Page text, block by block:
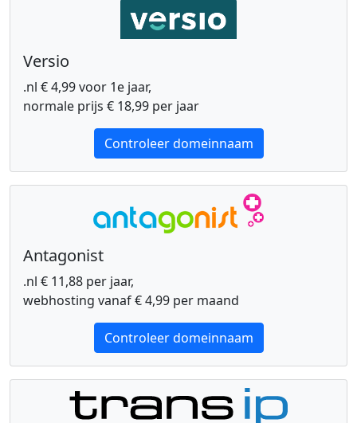
Versio
.nl € 4,99 voor 1e jaar,
normale prijs € 18,99 per jaar
Controleer domeinnaam
Antagonist
.nl € 11,88 per jaar,
webhosting vanaf € 4,99 per maand
Controleer domeinnaam